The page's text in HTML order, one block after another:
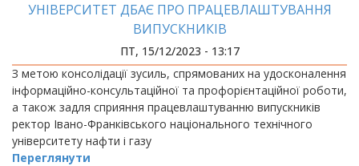
УНІВЕРСИТЕТ ДБАЄ ПРО ПРАЦЕВЛАШТУВАННЯ
ВИПУСКНИКІВ
ПТ, 15/12/2023 - 13:17
З метою консолідації зусиль, спрямованих на удосконалення
інформаційно-консультаційної та профорієнтаційної роботи,
а також задля сприяння працевлаштуванню випускників
ректор Івано-Франківського національного технічного
університету нафти і газу
Переглянути